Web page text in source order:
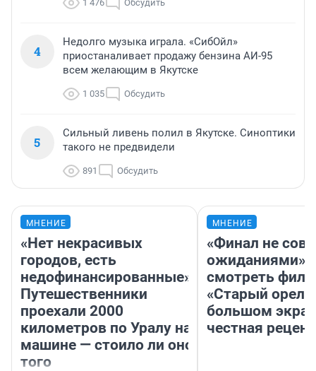
1 476 Обсудить
4
Недолго музыка играла. «СибОйл»
приостаналивает продажу бензина АИ-95
всем желающим в Якутске
1 035 Обсудить
5
Сильный ливень полил в Якутске. Синоптики
такого не предвидели
891 Обсудить
МНЕНИЕ
«Нет некрасивых
городов, есть
недофинансированные».
Путешественники
проехали 2000
километров по Уралу на
машине — стоило ли оно
того
МНЕНИЕ
«Финал не
ожиданиями»:
смотреть
«Старый орел»
большом
честная